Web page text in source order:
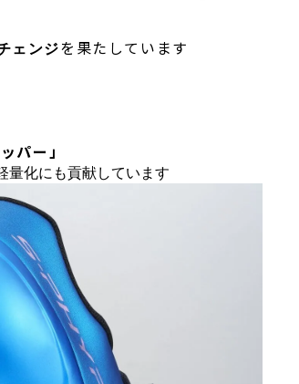
ェンジを果たしています
パー」
量化にも貢献しています